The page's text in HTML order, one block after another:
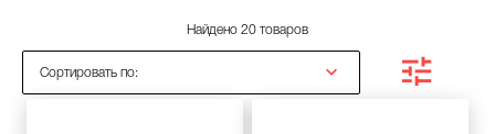
Найдено 20 товаров
Сортировать по: